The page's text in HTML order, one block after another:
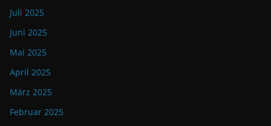
Juli 2025
Juni 2025
Mai 2025
April 2025
März 2025
Februar 2025